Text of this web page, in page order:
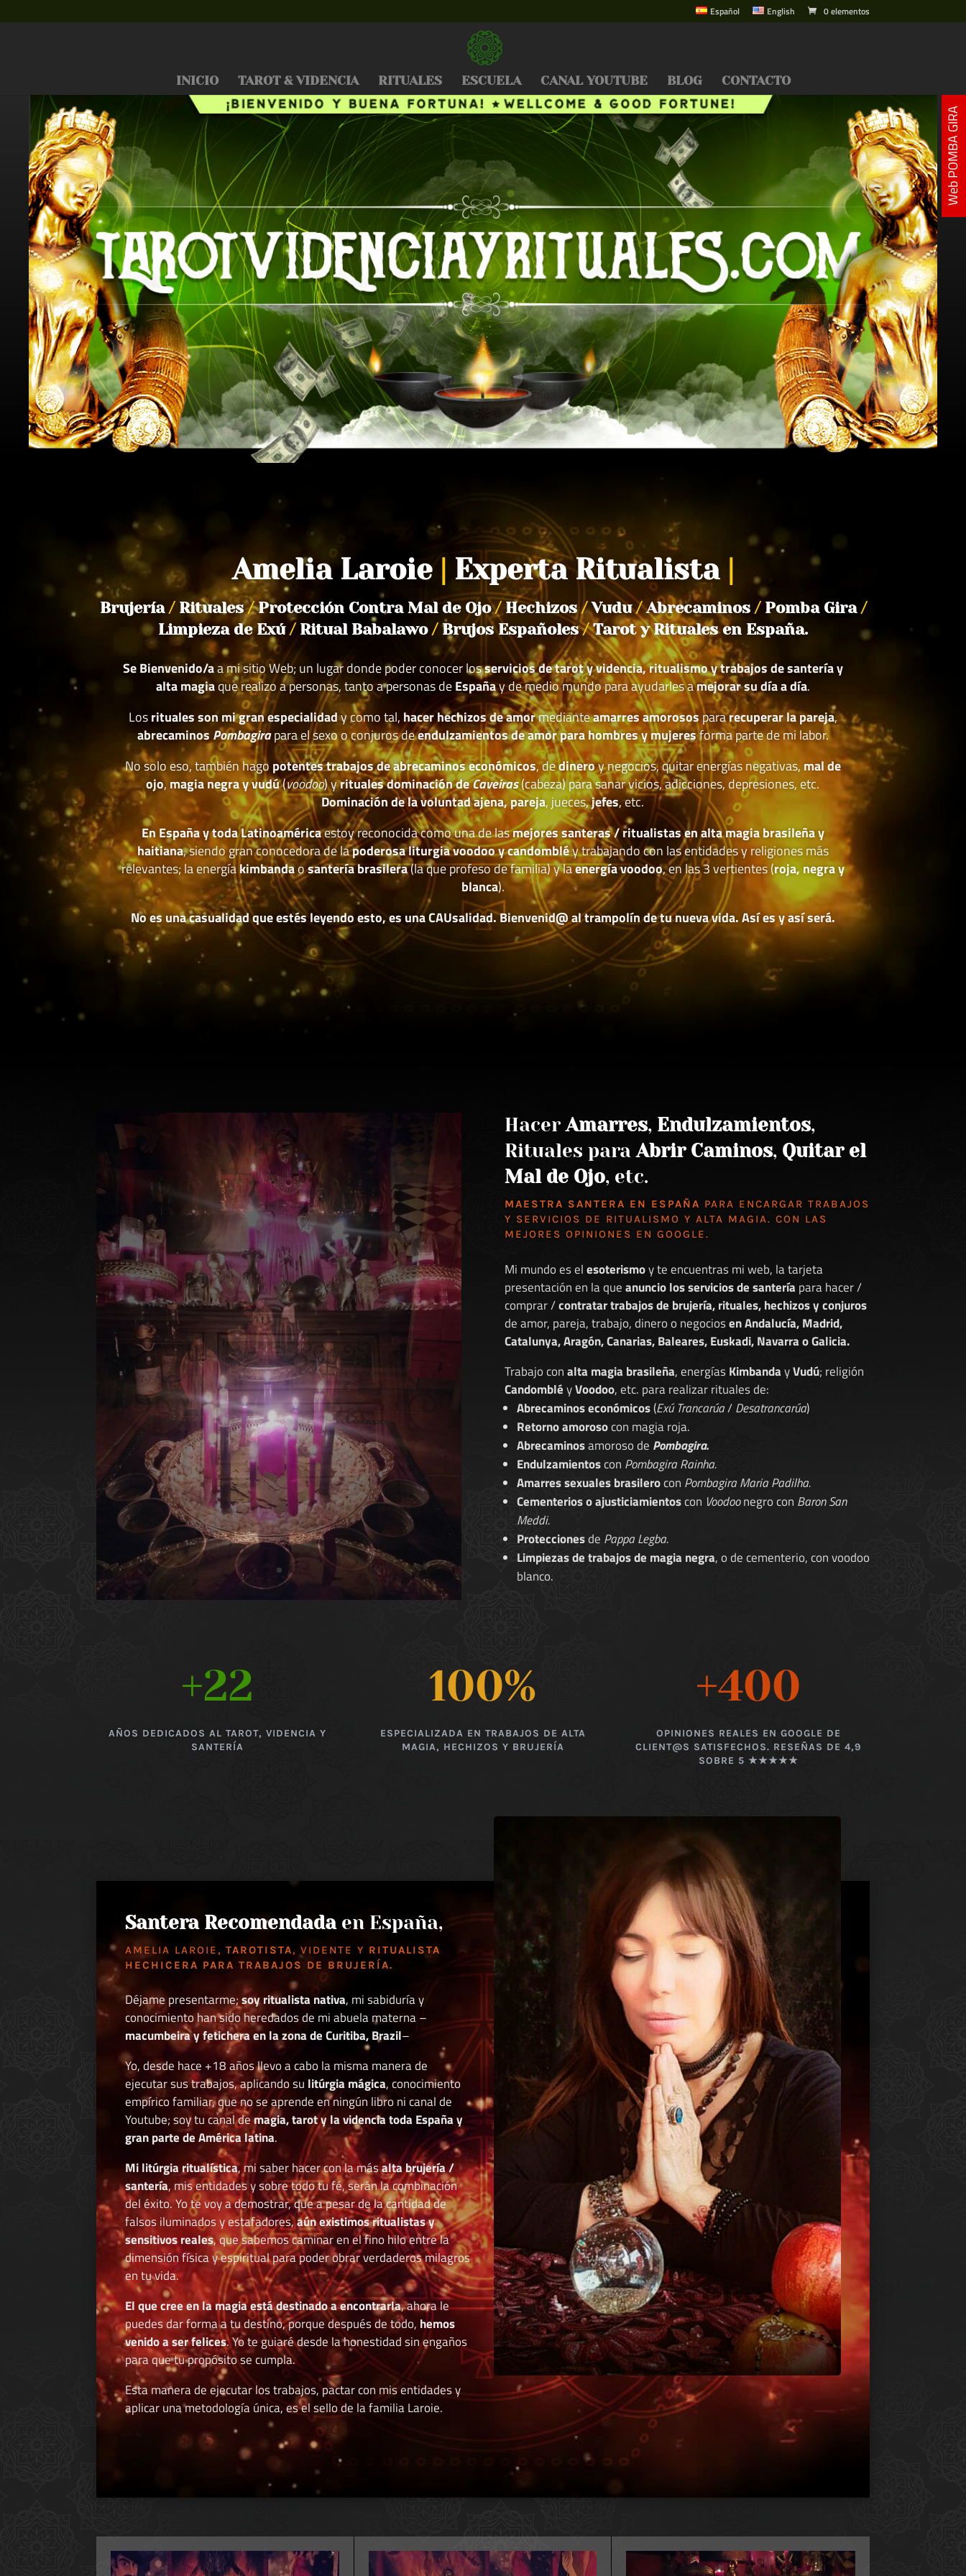
Español English 0 elementos
INICIO TAROT & VIDENCIA RITUALES ESCUELA CANAL YOUTUBE BLOG CONTACTO
Amelia Laroie Experta Ritualista
Brujería /Rituales/Protección Contra Mal de Ojo/Hechizos/Vudu/Abrecaminos /Pomba Gira /
Limpieza de Exú /Ritual Babalawo /Brujos Españoles/Tarot y Rituales en España.
Se Bienvenido/aa mi sitio Web; un lugar donde poder conocer losservicios de tarot y videncia, ritualismo y trabajos de santería y
alta magiaque realizo a personas, tanto a personas deEspañay de medio mundo para ayudarles amejorar su día a día.
Losrituales son mi gran especialidady como tal, hacer hechizos de amormedianteamarres amorosospararecuperar la pareja,
abrecaminos Pombagirapara el sexo o conjuros deendulzamientos de amor para hombres y mujeresforma parte de mi labor.
No solo eso, también hago potentes trabajos de abrecaminos económicos, dedineroy negocios, quitar energías negativas, mal de
ojo, magia negra y vudú(voodoo) yrituales dominación deCaveiras(cabeza) para sanar vicios, adicciones, depresiones, etc.
Dominación de la voluntad ajena, pareja, jueces,jefes, etc.
En España y toda Latinoaméricaestoy reconocida como una de lasmejores santeras / ritualistas en alta magia brasileña y
haitiana, siendo gran conocedora de lapoderosa liturgia voodoo y candombléy trabajando con las entidades y religiones más
relevantes; la energíakimbandaosantería brasilera(la que profeso de familia) y laenergía voodoo, en las 3 vertientes (roja, negra y
blanca).
No es una casualidad que estés leyendo esto, es una CAUsalidad. Bienvenid@ al trampolín de tu nueva vida. Así es y así será.
HacerAmarres, Endulzamientos,
Rituales paraAbrir Caminos, Quitar el
Mal de Ojo, etc.
MAESTRA SANTERA EN ESPAÑA PARA ENCARGAR TRABAJOS
Y SERVICIOS DE RITUALISMO Y ALTA MAGIA. CON LAS
MEJORES OPINIONES EN GOOGLE.
Mi mundo es elesoterismoy te encuentras mi web, la tarjeta
presentación en la queanuncio los servicios de santería para hacer /
comprar /contratar trabajos de brujería, rituales, hechizos y conjuros
de amor, pareja, trabajo, dinero o negociosen Andalucía, Madrid,
Catalunya, Aragón, Canarias, Baleares, Euskadi, Navarra o Galicia.
Trabajo conalta magia brasileña, energíasKimbandayVudú; religión
CandombléyVoodoo, etc. para realizar rituales de:
Abrecaminos económicos(Exú Trancarúa/Desatrancarúa)
Retorno amorosocon magia roja.
Abrecaminosamoroso de Pombagira.
Endulzamientoscon Pombagira Rainha.
Amarres sexuales brasilerocon Pombagira Maria Padilha.
Cementerios o ajusticiamientoscon Voodoonegro con Baron San
Meddi.
Proteccionesde Pappa Legba.
Limpiezas de trabajos de magia negra, o de cementerio, con voodoo
blanco.
+22
AÑOS DEDICADOS AL TAROT, VIDENCIA Y
SANTERÍA
100%
ESPECIALIZADA EN TRABAJOS DE ALTA
MAGIA, HECHIZOS Y BRUJERÍA
+400
OPINIONES REALES EN GOOGLE DE
CLIENT@S SATISFECHOS. RESEÑAS DE 4,9
SOBRE 5 ★★★★★
Santera Recomendadaen España,
AMELIA LAROIE,TAROTISTA, VIDENTE Y RITUALISTA
HECHICERA PARA TRABAJOS DE BRUJERÍA.
Déjame presentarme;soy ritualista nativa, mi sabiduría y
conocimiento han sido heredados de mi abuela materna –
macumbeira y fetichera en la zona de Curitiba, Brazil–
Yo, desde hace +18 años llevo a cabo la misma manera de
ejecutar sus trabajos, aplicando su litúrgia mágica, conocimiento
empírico familiar, que no se aprende en ningún libro ni canal de
Youtube; soy tu canal demagia, tarot y la videncia toda España y
gran parte de América latina.
Mi litúrgia ritualística, mi saber hacer con la másalta brujería /
santería, mis entidades y sobre todo tu fé, serán la combinación
del éxito. Yo te voy a demostrar, que a pesar de la cantidad de
falsos iluminados y estafadores,aún existimos ritualistas y
sensitivos reales, que sabemos caminar en el fino hilo entre la
dimensión física y espiritual para poder obrar verdaderos milagros
en tu vida.
El que cree en la magia está destinado a encontrarla, ahora le
puedes dar forma a tu destino, porque después de todo, hemos
venido a ser felices. Yo te guiaré desde la honestidad sin engaños
para que tu propósito se cumpla.
Esta manera de ejecutar los trabajos, pactar con mis entidades y
aplicar una metodología única, es el sello de la familia Laroie.
Web POMBA GIRA